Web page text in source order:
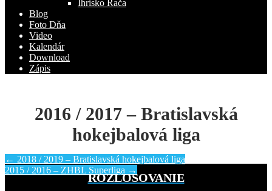
Ihrisko Rača
Blog
Foto Dňa
Video
Kalendár
Download
Zápis
2016 / 2017 – Bratislavská
hokejbalová liga
Post
navigation
← 2018 / 2019 – Bratislavská hokejbalová liga
2015 / 2016 – ZHBL Superliga →
ROZLOSOVANIE